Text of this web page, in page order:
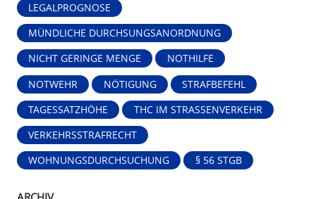
LEGALPROGNOSE
MÜNDLICHE DURCHSUNGSANORDNUNG
NICHT GERINGE MENGE NOTHILFE
NOTWEHR NÖTIGUNG STRAFBEFEHL
TAGESSATZHÖHE THC IM STRASSENVERKEHR
VERKEHRSSTRAFRECHT
WOHNUNGSDURCHSUCHUNG § 56 STGB